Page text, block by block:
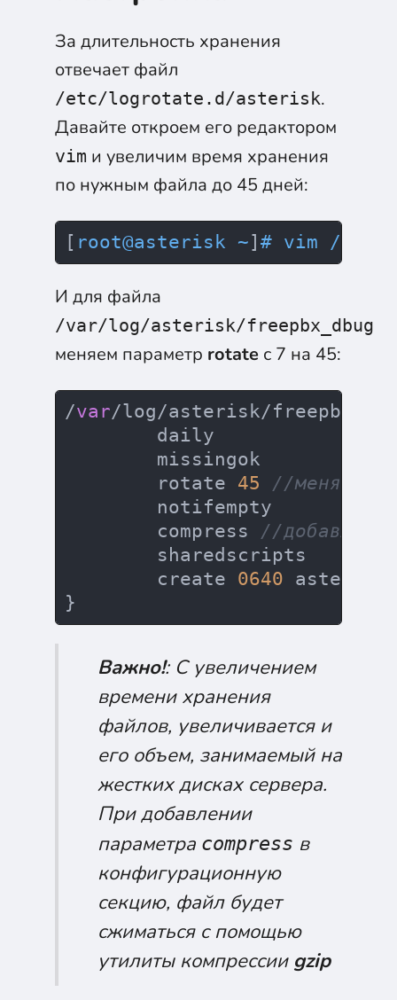
За длительность хранения
отвечает файл
/etc/logrotate.d/asterisk.
Давайте откроем его редактором
vim и увеличим время хранения
по нужным файла до 45 дней:
[ root@asterisk ~] # vim /etc/
И для файла
/var/log/asterisk/freepbx_dbug
меняем параметр rotate с 7 на 45:
/var/log/asterisk/
        daily
        missingok
        rotate
45
//меняем
        notifempty
        compress
//добавляем
        sharedscripts
        create
0640 asterisk
}
Важно!: С увеличением
времени хранения
файлов, увеличивается и
его объем, занимаемый на
жестких дисках сервера.
При добавлении
параметра compress в
конфигурационную
секцию, файл будет
сжиматься c помощью
утилиты компрессии gzip